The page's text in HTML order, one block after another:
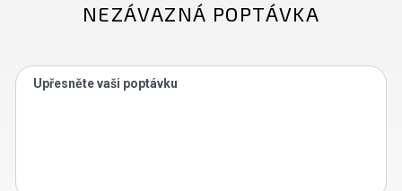
NEZÁVAZNÁ POPTÁVKA
Upřesněte vaši poptávku